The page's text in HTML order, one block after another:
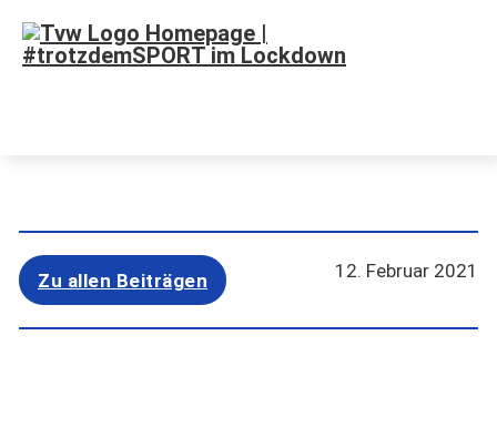
Zu allen Beiträgen 12. Februar 2021